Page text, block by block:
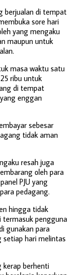
berjualan di tempat
sore hari
yang mengaku
maupun untuk
masa waktu satu
ribu untuk
di tempat
enggan
sebesar
tidak aman
resah juga
oleh para
PJU yang
pedagang.
hingga tidak
termasuk pengguna
gunakan para
setiap hari melintas
kerap berhenti